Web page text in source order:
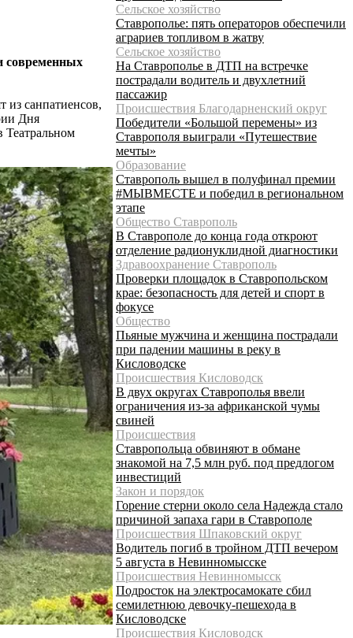
современных
из санпатиенсов,
Дня
Театральном
Сельское хозяйство
Ставрополье: пять операторов обеспечили
аграриев топливом в жатву
Сельское хозяйство
На Ставрополье в ДТП на встречке
пострадали водитель и двухлетний
пассажир
Происшествия Благодарненский округ
Победители «Большой перемены» из
Ставрополя выиграли «Путешествие
мечты»
Образование
Ставрополь вышел в полуфинал премии
#МЫВМЕСТЕ и победил в региональном
этапе
Общество Ставрополь
В Ставрополе до конца года откроют
отделение радионуклидной диагностики
Здравоохранение Ставрополь
Проверки площадок в Ставропольском
крае: безопасность для детей и спорт в
фокусе
Общество
Пьяные мужчина и женщина пострадали
при падении машины в реку в
Кисловодске
Происшествия Кисловодск
В двух округах Ставрополья ввели
ограничения из-за африканской чумы
свиней
Происшествия
Ставропольца обвиняют в обмане
знакомой на 7,5 млн руб. под предлогом
инвестиций
Закон и порядок
Горение стерни около села Надежда стало
причиной запаха гари в Ставрополе
Происшествия Шпаковский округ
Водитель погиб в тройном ДТП вечером
5 августа в Невинномысске
Происшествия Невинномысск
Подросток на электросамокате сбил
семилетнюю девочку-пешехода в
Кисловодске
Происшествия Кисловодск